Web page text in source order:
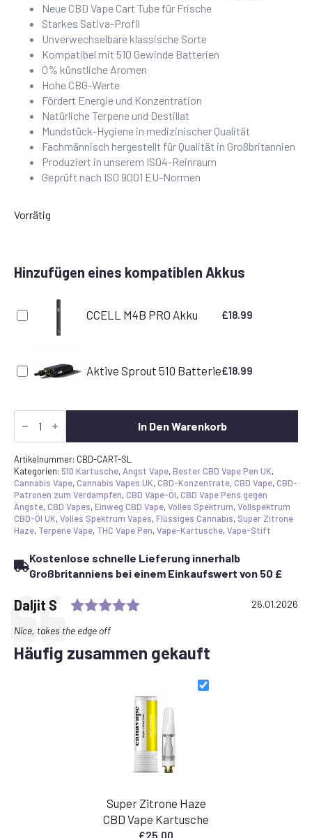
Neue CBD Vape Cart Tube für Frische
Starkes Sativa-Profil
Unverwechselbare klassische Sorte
Kompatibel mit 510 Gewinde Batterien
0% künstliche Aromen
Hohe CBG-Werte
Fördert Energie und Konzentration
Natürliche Terpene und Destillat
Mundstück-Hygiene in medizinischer Qualität
Fachmännisch hergestellt für Qualität in Großbritannien
Produziert in unserem ISO4-Reinraum
Geprüft nach ISO 9001 EU-Normen
Vorrätig
Hinzufügen eines kompatiblen Akkus
CCELL M4B PRO Akku £18.99
Aktive Sprout 510 Batterie£18.99
Super
Zitrone
Vape
Kartusche
Menge
In Den Warenkorb
Artikelnummer: CBD-CART-SL
Kategorien: 510 Kartusche, Angst Vape,Bester CBD Vape Pen UK,
Cannabis Vape,Cannabis Vapes UK,CBD-Konzentrate,CBD Vape,CBD-
Patronen zum Verdampfen,CBD Vape-Öl,CBD Vape Pens gegen
Ängste,CBD Vapes,Einweg CBD Vape,Volles Spektrum,Vollspektrum
CBD-Öl UK,Volles Spektrum Vapes,Flüssiges Cannabis, Super Zitrone
Haze, Terpene Vape, THC Vape Pen,Vape-Kartusche,Vape-Stift
Kostenlose schnelle Lieferung innerhalb
Großbritanniens bei einem Einkaufswert von 50 £
Testimonial
Autor:
Daljit S Rating: 5.0 out of 5 stars
Datum:
26.01.2026
Text:
Nice, takes the edge off
Häufig zusammen gekauft
Super Zitrone Haze
CBD Vape Kartusche
£25.00